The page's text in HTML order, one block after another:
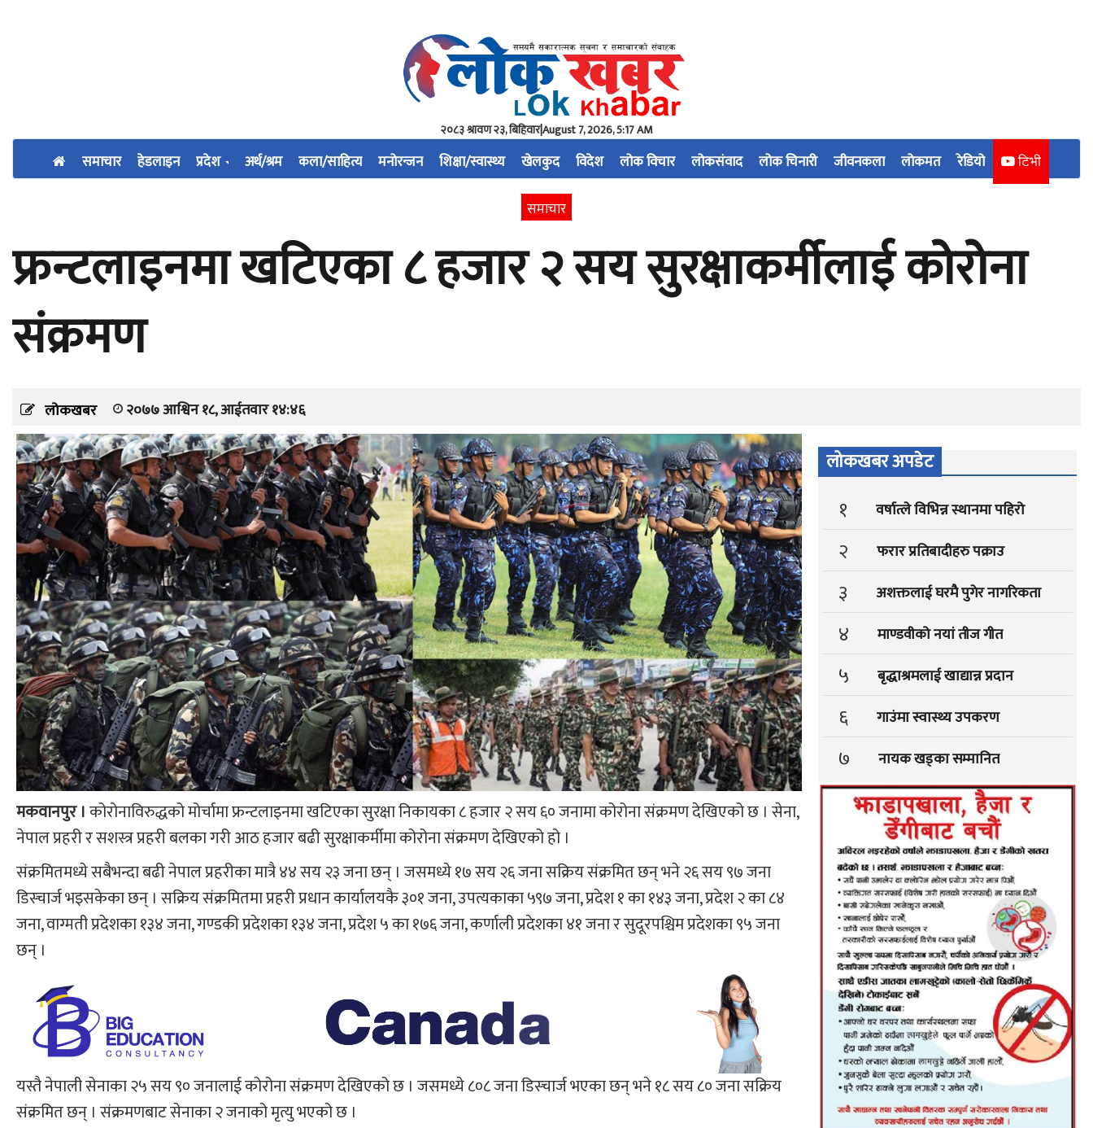
२०८३ श्रावण २३, बिहिवार|August 7, 2026, 5:17 AM
समाचार हेडलाइन प्रदेश अर्थ/श्रम कला/साहित्य मनोरन्जन शिक्षा/स्वास्थ्य खेलकुद विदेश लोक विचार लोकसंवाद लोक चिनारी जीवनकला लोकमत रेडियो टिभी
समाचार
फ्रन्टलाइनमा खटिएका ८ हजार २ सय सुरक्षाकर्मीलाई कोरोना
संक्रमण
लोकखबर २०७७ आश्विन १८, आईतवार १४:४६
मकवानपुर ।कोरोनाविरुद्धको मोर्चामा फ्रन्टलाइनमा खटिएका सुरक्षा निकायका ८ हजार २ सय ६० जनामा कोरोना संक्रमण देखिएको छ । सेना,
नेपाल प्रहरी र सशस्त्र प्रहरी बलका गरी आठ हजार बढी सुरक्षाकर्मीमा कोरोना संक्रमण देखिएको हो ।
संक्रमितमध्ये सबैभन्दा बढी नेपाल प्रहरीका मात्रै ४४ सय २३ जना छन् । जसमध्ये १७ सय २६ जना सक्रिय संक्रमित छन् भने २६ सय ९७ जना
डिस्चार्ज भइसकेका छन् । सक्रिय संक्रमितमा प्रहरी प्रधान कार्यालयकै ३०१ जना, उपत्यकाका ५९७ जना, प्रदेश १ का १४३ जना, प्रदेश २ का ८४
जना, वाग्मती प्रदेशका १३४ जना, गण्डकी प्रदेशका १३४ जना, प्रदेश ५ का १७६ जना, कर्णाली प्रदेशका ४१ जना र सुदूरपश्चिम प्रदेशका ९५ जना
छन् ।
यस्तै नेपाली सेनाका २५ सय ९० जनालाई कोरोना संक्रमण देखिएको छ । जसमध्ये ८०८ जना डिस्चार्ज भएका छन् भने १८ सय ८० जना सक्रिय
संक्रमित छन् । संक्रमणबाट सेनाका २ जनाको मृत्यु भएको छ ।
लोकखबर अपडेट
१ वर्षात्ले विभिन्न स्थानमा पहिरो
२ फरार प्रतिबादीहरु पक्राउ
३ अशक्तलाई घरमै पुगेर नागरिकता
४ माण्डवीको नयां तीज गीत
५ बृद्धाश्रमलाई खाद्यान्न प्रदान
६ गाउंमा स्वास्थ्य उपकरण
७ नायक खड्का सम्मानित